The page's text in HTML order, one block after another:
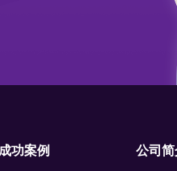
成功案例 公司简